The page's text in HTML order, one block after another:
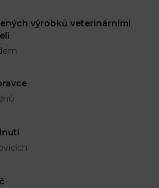
výrobků veterinárními